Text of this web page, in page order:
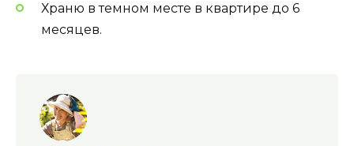
Храню в темном месте в квартире до 6
месяцев.